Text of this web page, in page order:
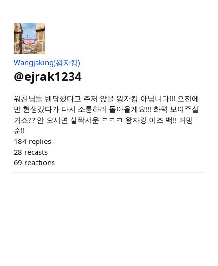
Wangjaking(왕자킹)
@ejrak1234
워친님들 벤당했다고 주저 앉을 왕자킹 아닙니다!!! 오전에
만 현생갔다가 다시 소통하러 돌아올게요!!! 화력 보여주실
거죠?? 안 오시면 살짝서운 ㅋㅋㅋ 왕자킹 이즈 백!! 커밍
순!!
184 replies
28 recasts
69 reactions